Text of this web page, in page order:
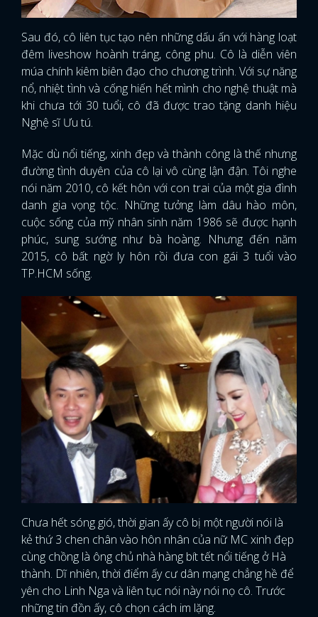
Sau đó, cô liên tục tạo nên những dấu ấn với hàng loạt
đêm liveshow hoành tráng, công phu. Cô là diễn viên
múa chính kiêm biên đạo cho chương trình. Với sự năng
nổ, nhiệt tình và cống hiến hết mình cho nghệ thuật mà
khi chưa tới 30 tuổi, cô đã được trao tặng danh hiệu
Nghệ sĩ Ưu tú.
Mặc dù nổi tiếng, xinh đẹp và thành công là thế nhưng
đường tình duyên của cô lại vô cùng lận đận. Tôi nghe
nói năm 2010, cô kết hôn với con trai của một gia đình
danh gia vọng tộc. Những tưởng làm dâu hào môn,
cuộc sống của mỹ nhân sinh năm 1986 sẽ được hạnh
phúc, sung sướng như bà hoàng. Nhưng đến năm
2015, cô bất ngờ ly hôn rồi đưa con gái 3 tuổi vào
TP.HCM sống.
Chưa hết sóng gió, thời gian ấy cô bị một người nói là
kẻ thứ 3 chen chân vào hôn nhân của nữ MC xinh đẹp
cùng chồng là ông chủ nhà hàng bít tết nổi tiếng ở Hà
thành. Dĩ nhiên, thời điểm ấy cư dân mạng chẳng hề để
yên cho Linh Nga và liên tục nói này nói nọ cô. Trước
những tin đồn ấy, cô chọn cách im lặng.